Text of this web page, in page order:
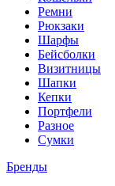
Ремни
Рюкзаки
Шарфы
Бейсболки
Визитницы
Шапки
Кепки
Портфели
Разное
Сумки
Бренды